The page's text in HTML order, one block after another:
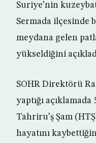
Suriye’nin
Sermada ilçesinde
meydana gelen
yükseldiğini
SOHR Direktörü
yaptığı açıklamada
Tahriru’ş Şam
hayatını